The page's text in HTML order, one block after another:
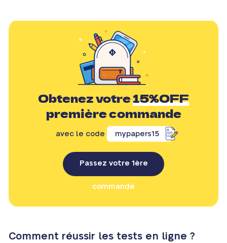
Obtenez votre15%OFF
première commande
avec le code mypapers15
Passez votre 1ère
commande
Comment réussir les tests en ligne ?